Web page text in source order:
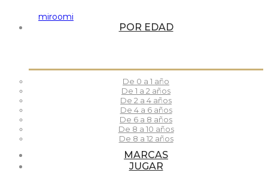
POR EDAD
De 0 a 1 año
De 1 a 2 años
De 2 a 4 años
De 4 a 6 años
De 6 a 8 años
De 8 a 10 años
De 8 a 12 años
MARCAS
JUGAR